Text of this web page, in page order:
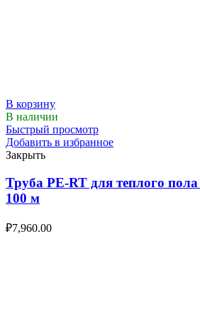
В корзину
В наличии
Быстрый просмотр
Добавить в избранное
Закрыть
Труба PE-RT для теплого
100 м
₽7,960.00